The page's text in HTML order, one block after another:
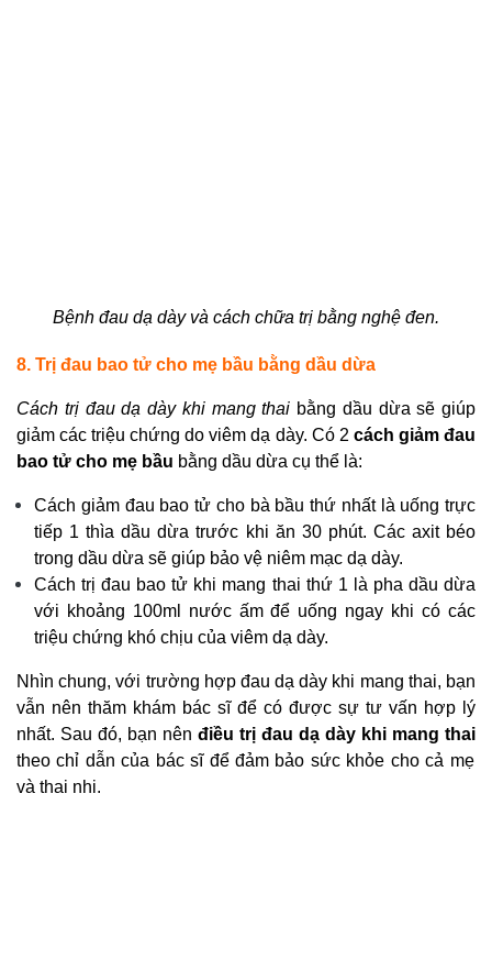
Bệnh đau dạ dày và cách chữa trị bằng nghệ đen.
8. Trị đau bao tử cho mẹ bầu bằng dầu dừa
Cách trị đau dạ dày khi mang thai bằng dầu dừa sẽ giúp
giảm các triệu chứng do viêm dạ dày. Có 2 cách giảm đau
bao tử cho mẹ bầu bằng dầu dừa cụ thể là:
Cách giảm đau bao tử cho bà bầu thứ nhất là uống trực
tiếp 1 thìa dầu dừa trước khi ăn 30 phút. Các axit béo
trong dầu dừa sẽ giúp bảo vệ niêm mạc dạ dày.
Cách trị đau bao tử khi mang thai thứ 1 là pha dầu dừa
với khoảng 100ml nước ấm để uống ngay khi có các
triệu chứng khó chịu của viêm dạ dày.
Nhìn chung, với trường hợp đau dạ dày khi mang thai, bạn
vẫn nên thăm khám bác sĩ để có được sự tư vấn hợp lý
nhất. Sau đó, bạn nên điều trị đau dạ dày khi mang thai
theo chỉ dẫn của bác sĩ để đảm bảo sức khỏe cho cả mẹ
và thai nhi.